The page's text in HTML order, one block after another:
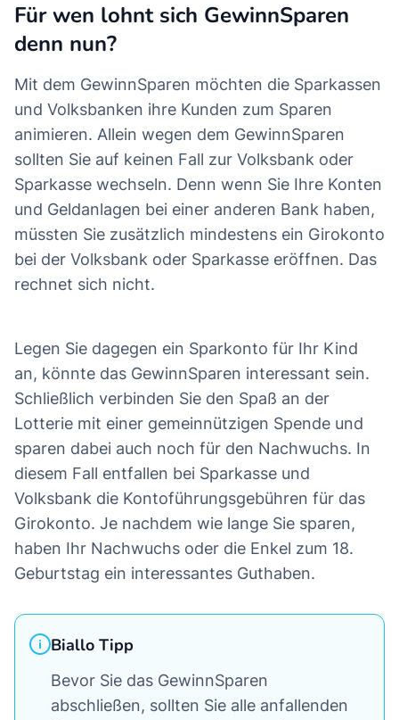
Für wen lohnt sich GewinnSparen
denn nun?
Mit dem GewinnSparen möchten die Sparkassen
und Volksbanken ihre Kunden zum Sparen
animieren. Allein wegen dem GewinnSparen
sollten Sie auf keinen Fall zur Volksbank oder
Sparkasse wechseln. Denn wenn Sie Ihre Konten
und Geldanlagen bei einer anderen Bank haben,
müssten Sie zusätzlich mindestens ein Girokonto
bei der Volksbank oder Sparkasse eröffnen. Das
rechnet sich nicht.
Legen Sie dagegen ein Sparkonto für Ihr Kind
an, könnte das GewinnSparen interessant sein.
Schließlich verbinden Sie den Spaß an der
Lotterie mit einer gemeinnützigen Spende und
sparen dabei auch noch für den Nachwuchs. In
diesem Fall entfallen bei Sparkasse und
Volksbank die Kontoführungsgebühren für das
Girokonto. Je nachdem wie lange Sie sparen,
haben Ihr Nachwuchs oder die Enkel zum 18.
Geburtstag ein interessantes Guthaben.
Biallo Tipp
Bevor Sie das GewinnSparen
abschließen, sollten Sie alle anfallenden